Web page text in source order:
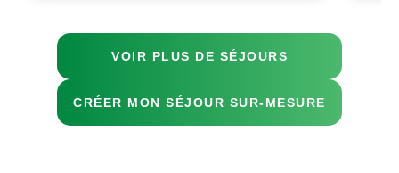
VOIR PLUS DE SÉJOURS
CRÉER MON SÉJOUR SUR-MESURE